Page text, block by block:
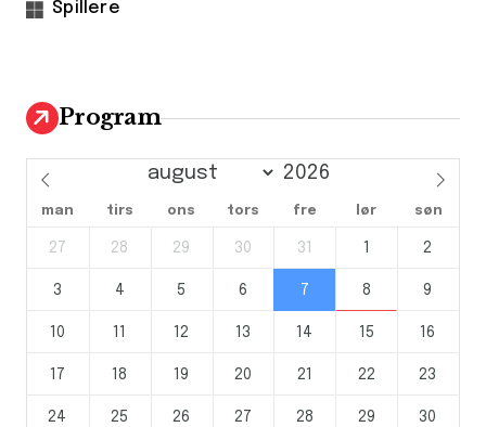
Spillere
Program
man tirs ons tors fre lør søn
27 28 29 30 31 2
3 4 5 6 7 8 9
10 12 13 14 15 16
17 18 19 20 21 22 23
24 25 26 27 28 29 30